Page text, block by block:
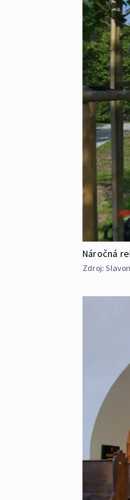
Náročná
Zdroj: